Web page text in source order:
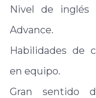
Nivel de inglés
Advance.
Habilidades de
en equipo.
Gran sentido